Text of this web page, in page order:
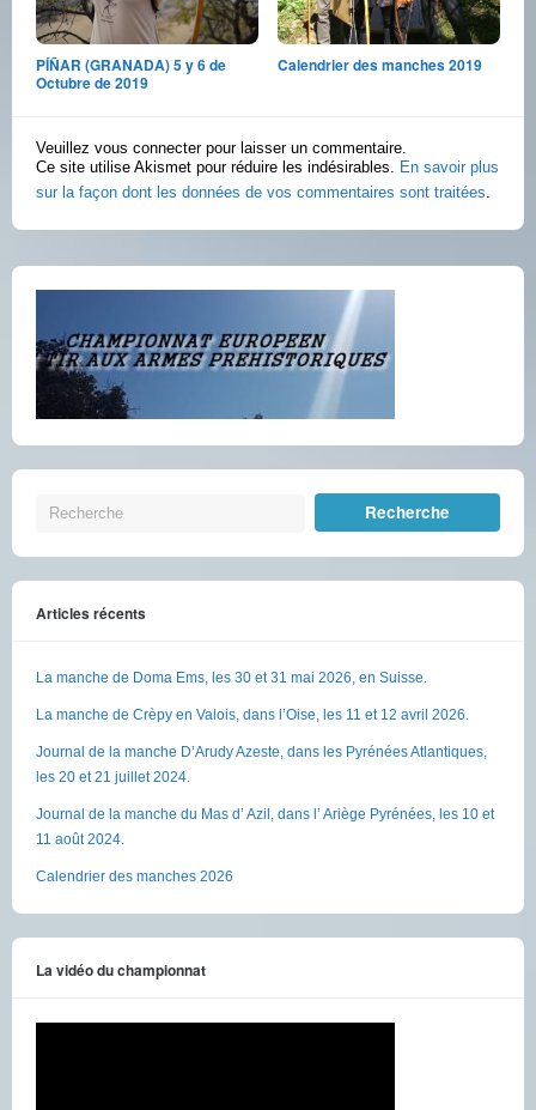
PÍÑAR (GRANADA) 5 y 6 de
Octubre de 2019
Calendrier des manches 2019
Veuillez vous connecter pour laisser un commentaire.
Ce site utilise Akismet pour réduire les indésirables. En savoir plus
sur la façon dont les données de vos commentaires sont traitées.
Articles récents
La manche de Doma Ems, les 30 et 31 mai 2026, en Suisse.
La manche de Crèpy en Valois, dans l’Oise, les 11 et 12 avril 2026.
Journal de la manche D’Arudy Azeste, dans les Pyrénées Atlantiques,
les 20 et 21 juillet 2024.
Journal de la manche du Mas d’ Azil, dans l’ Ariège Pyrénées, les 10 et
11 août 2024.
Calendrier des manches 2026
La vidéo du championnat